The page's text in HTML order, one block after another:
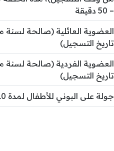
– 50 دقيقة
العضوية العائلية (صالحة لسنة
تاريخ التسجيل)
العضوية الفردية (صالحة لسنة
تاريخ التسجيل)
جولة على البوني للأطفال لمدة 10 دقائق بـ 21 درهم إماراتي